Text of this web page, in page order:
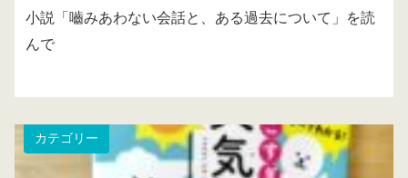
小説「嚙みあわない会話と、ある過去について」を読
んで
カテゴリー